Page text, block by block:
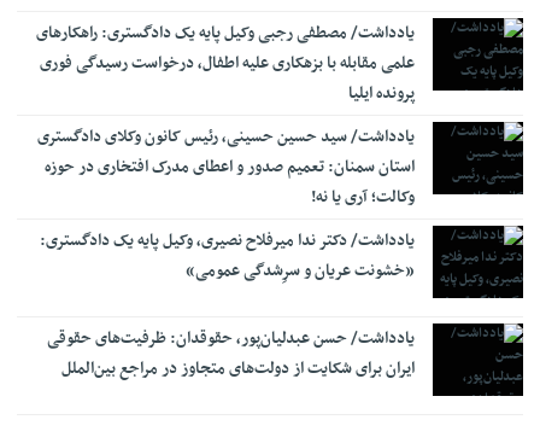
یادداشت/ مصطفی رجبی وکیل پایه یک دادگستری: راهکارهای
علمی مقابله با بزهکاری علیه اطفال، درخواست رسیدگی فوری
پرونده ایلیا
یادداشت/ سید حسین حسینی، رئیس کانون وکلای دادگستری
استان سمنان: تعمیم صدور و اعطای مدرک افتخاری در حوزه
وکالت؛ آری یا نه!
یادداشت/ دکتر ندا میرفلاح نصیری، وکیل پایه یک دادگستری:
«خشونت عریان و سرِشدگی عمومی»
یادداشت/ حسن عبدلیان‌پور، حقوقدان: ظرفیت‌های حقوقی
ایران برای شکایت از دولت‌های متجاوز در مراجع بین‌الملل